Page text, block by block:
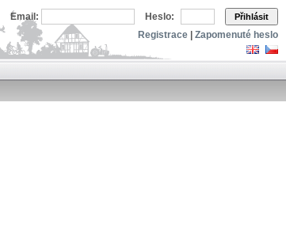
Email: Heslo: Přihlásit
Registrace Zapomenuté heslo